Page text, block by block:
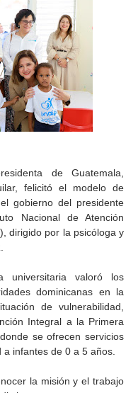
de Guatemala,
felicitó el modelo de
gobierno del presidente
Nacional de Atención
dirigido por la psicóloga y
universitaria valoró los
dominicanas en la
de vulnerabilidad,
Integral a la Primera
se ofrecen servicios
infantes de 0 a 5 años.
la misión y el trabajo